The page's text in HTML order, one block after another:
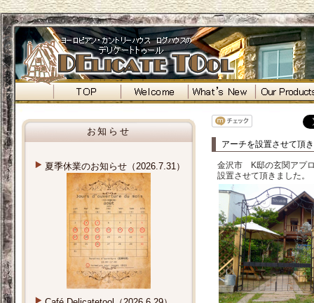
お知らせ
夏季休業のお知らせ（2026.7.31）
アーチを設置させて頂
金沢市 K邸の玄関アプ
設置させて頂きました。